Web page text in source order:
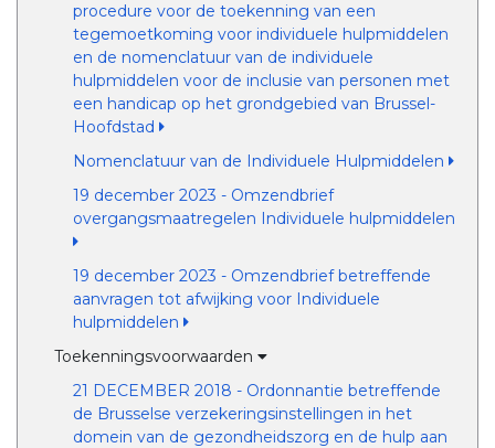
procedure voor de toekenning van een
tegemoetkoming voor individuele hulpmiddelen
en de nomenclatuur van de individuele
hulpmiddelen voor de inclusie van personen met
een handicap op het grondgebied van Brussel-
Hoofdstad
Nomenclatuur van de Individuele Hulpmiddelen
19 december 2023 - Omzendbrief
overgangsmaatregelen Individuele hulpmiddelen
19 december 2023 - Omzendbrief betreffende
aanvragen tot afwijking voor Individuele
hulpmiddelen
Toekenningsvoorwaarden
21 DECEMBER 2018 - Ordonnantie betreffende
de Brusselse verzekeringsinstellingen in het
domein van de gezondheidszorg en de hulp aan